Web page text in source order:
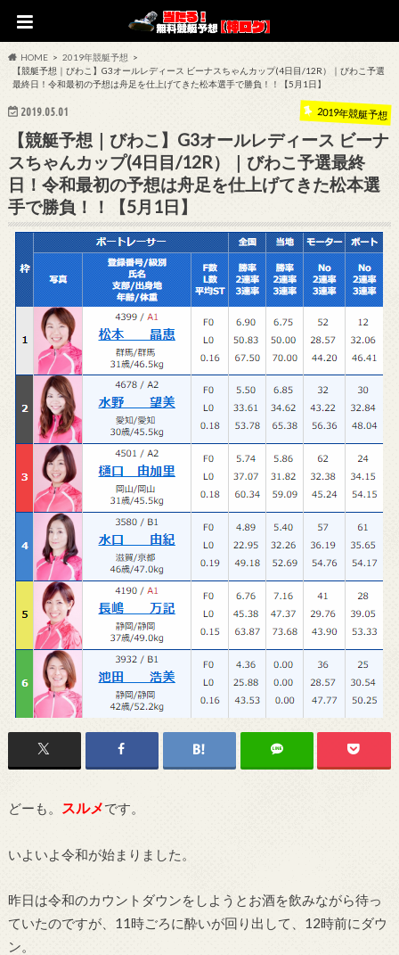
HOME
2019年競艇予想
【競艇予想｜びわこ】G3オールレディース ビーナスちゃんカップ(4日目/12R）｜びわこ予選
最終日！令和最初の予想は舟足を仕上げてきた松本選手で勝負！！【5月1日】
2019.05.01 2019年競艇予想
【競艇予想｜びわこ】G3オールレディース ビーナ
スちゃんカップ(4日目/12R）｜びわこ予選最終
日！令和最初の予想は舟足を仕上げてきた松本選
手で勝負！！【5月1日】
どーも。 スルメです。
いよいよ令和が始まりました。
昨日は令和のカウントダウンをしようとお酒を飲みながら待っ
ていたのですが、11時ごろに酔いが回り出して、12時前にダウ
ン。